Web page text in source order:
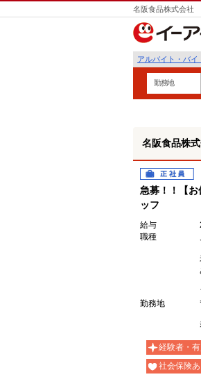
名阪食品株式会社
アルバイト・バイ
勤務地
名阪食品株
正社員
急募！！【
ッフ
給与
職種
勤務地
経験者・
社会保険あ